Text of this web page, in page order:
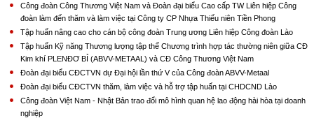
Công đoàn Công Thương Việt Nam và Đoàn đại biểu Cao cấp TW Liên hiệp Công
đoàn làm đến thăm và làm việc tại Công ty CP Nhựa Thiếu niên Tiền Phong
Tập huấn nâng cao cho cán bộ công đoàn Trung ương Liên hiệp Công đoàn Lào
Tập huấn Kỹ năng Thương lượng tập thể Chương trình hợp tác thường niên giữa CĐ
Kim khí PLENĐƠ BỈ (ABVV-METAAL) và CĐ Công Thương Việt Nam
Đoàn đại biểu CĐCTVN dự Đại hội lần thứ V của Công đoàn ABVV-Metaal
Đoàn đại biểu CĐCTVN thăm, làm việc và hỗ trợ tập huấn tại CHDCND Lào
Công đoàn Việt Nam - Nhật Bản trao đổi mô hình quan hệ lao động hài hòa tại doanh
nghiệp